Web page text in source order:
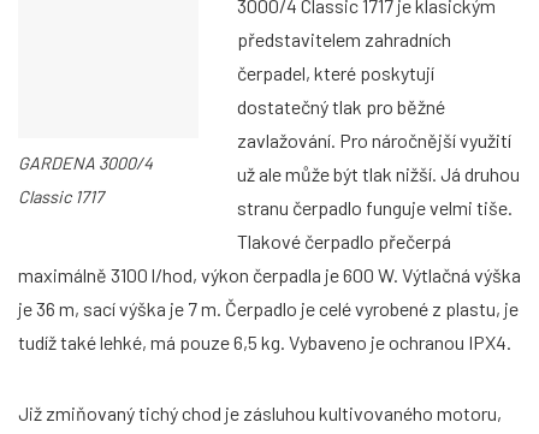
GARDENA 3000/4
Classic 1717
3000/4 Classic 1717 je klasickým
představitelem zahradních
čerpadel, které poskytují
dostatečný tlak pro běžné
zavlažování. Pro náročnější využití
už ale může být tlak nižší. Já druhou
stranu čerpadlo funguje velmi tiše.
Tlakové čerpadlo přečerpá
maximálně 3100 l/hod, výkon čerpadla je 600 W. Výtlačná výška
je 36 m, sací výška je 7 m. Čerpadlo je celé vyrobené z plastu, je
tudíž také lehké, má pouze 6,5 kg. Vybaveno je ochranou IPX4.
Již zmiňovaný tichý chod je zásluhou kultivovaného motoru,